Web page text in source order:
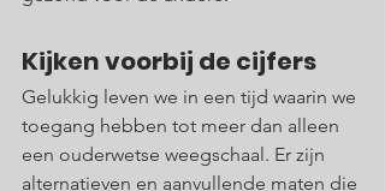
Kijken voorbij de cijfers
Gelukkig leven we in een tijd waarin we
toegang hebben tot meer dan alleen
een ouderwetse weegschaal. Er zijn
alternatieven en aanvullende maten die